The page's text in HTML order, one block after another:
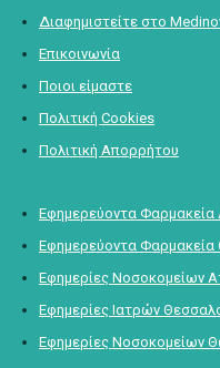
Διαφημιστείτε στο
Επικοινωνία
Ποιοι είμαστε
Πολιτική Cookies
Πολιτική Απορρήτου
Εφημερεύοντα Φαρμακεία
Εφημερεύοντα Φαρμακεία
Εφημερίες Νοσοκομείων
Εφημερίες Ιατρών
Εφημερίες Νοσοκομείων